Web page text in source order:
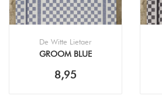
De Witte Lietaer
GROOM BLUE
8,95